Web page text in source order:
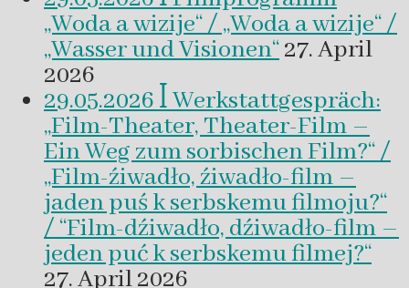
„Woda a wizije“ / „Woda a wizije“ /
„Wasser und Visionen“27. April
2026
29.05.2026 ꟾ Werkstattgespräch:
„Film-Theater, Theater-Film –
Ein Weg zum sorbischen Film?“ /
„Film-źiwadło, źiwadło-film –
jaden puś k serbskemu filmoju?“
/ “Film-dźiwadło, dźiwadło-film –
jeden puć k serbskemu filmej?“
27. April 2026